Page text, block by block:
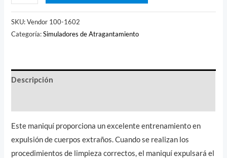
SKU:Vendor 100-1602
Categoría:Simuladores de Atragantamiento
Descripción
Este maniquí proporciona un excelente entrenamiento en
expulsión de cuerpos extraños. Cuando se realizan los
procedimientos de limpieza correctos, el maniquí expulsará el